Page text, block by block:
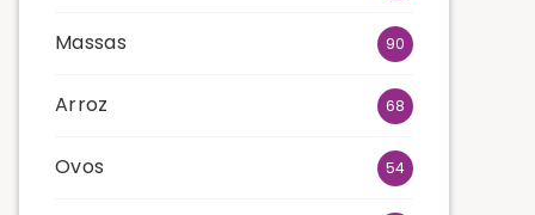
Massas 90
Arroz 68
Ovos 54